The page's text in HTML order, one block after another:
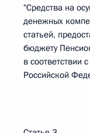
"Средства на
денежных
статьей,
бюджету
в соответствии
Российской